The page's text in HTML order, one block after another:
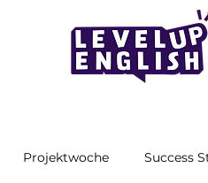
Projektwoche Success